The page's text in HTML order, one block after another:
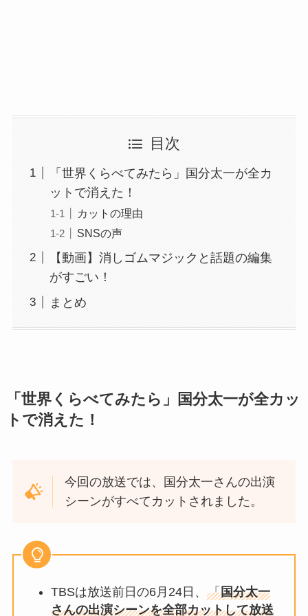
目次
「世界くらべてみたら」国分太一が全カ
ットで消えた！
カットの理由
SNSの声
【動画】消しゴムマジックと話題の編集
がすごい！
まとめ
「世界くらべてみたら」国分太一が全カッ
トで消えた！
今回の放送では、国分太一さんの出演
シーンがすべてカットされました。
TBSは放送前日の6月24日、 「国分太一
さんの出演シーンを全部カットして放送